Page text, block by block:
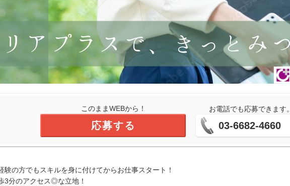
このままWEBから！
応募する
お電話でも応募できます
03-6682-4660
験の方でもスキルを身に付けてからお仕事スタート！
3分のアクセス◎な立地！